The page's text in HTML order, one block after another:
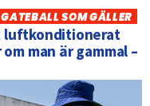
SOM GÄLLER
luftkonditionerat
man är gammal –